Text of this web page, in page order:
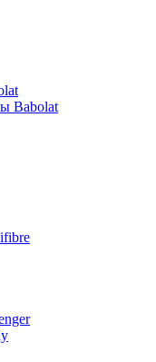
Babolat